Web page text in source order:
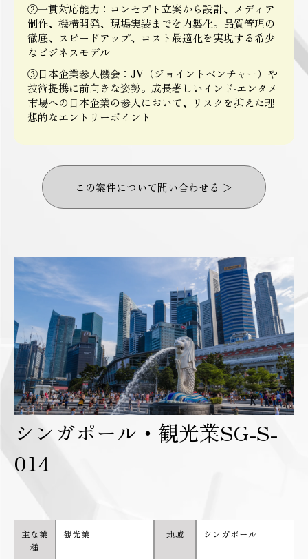
②一貫対応能力：コンセプト立案から設計、メディア
制作、機構開発、現場実装までを内製化。品質管理の
徹底、スピードアップ、コスト最適化を実現する希少
なビジネスモデル
③日本企業参入機会：JV（ジョイントベンチャー）や
技術提携に前向きな姿勢。成長著しいインド‧エンタメ
市場への日本企業の参入において、リスクを抑えた理
想的なエントリーポイント
この案件について問い合わせる ＞
シンガポール・観光業SG-S-
014
主な業
種
観光業 地域 シンガポール